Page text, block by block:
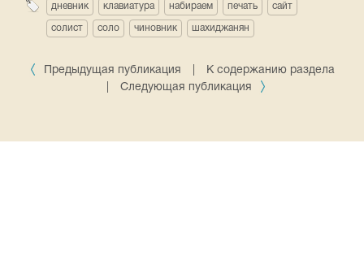
дневник клавиатура набираем печать сайт
солист соло чиновник шахиджанян
Предыдущая публикация
К содержанию раздела
Следующая публикация